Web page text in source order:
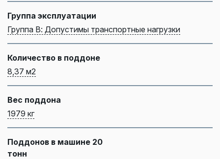
Группа эксплуатации
Группа В: Допустимы транспортные нагрузки
Количество в поддоне
8,37 м2
Вес поддона
1979 кг
Поддонов в машине 20
тонн